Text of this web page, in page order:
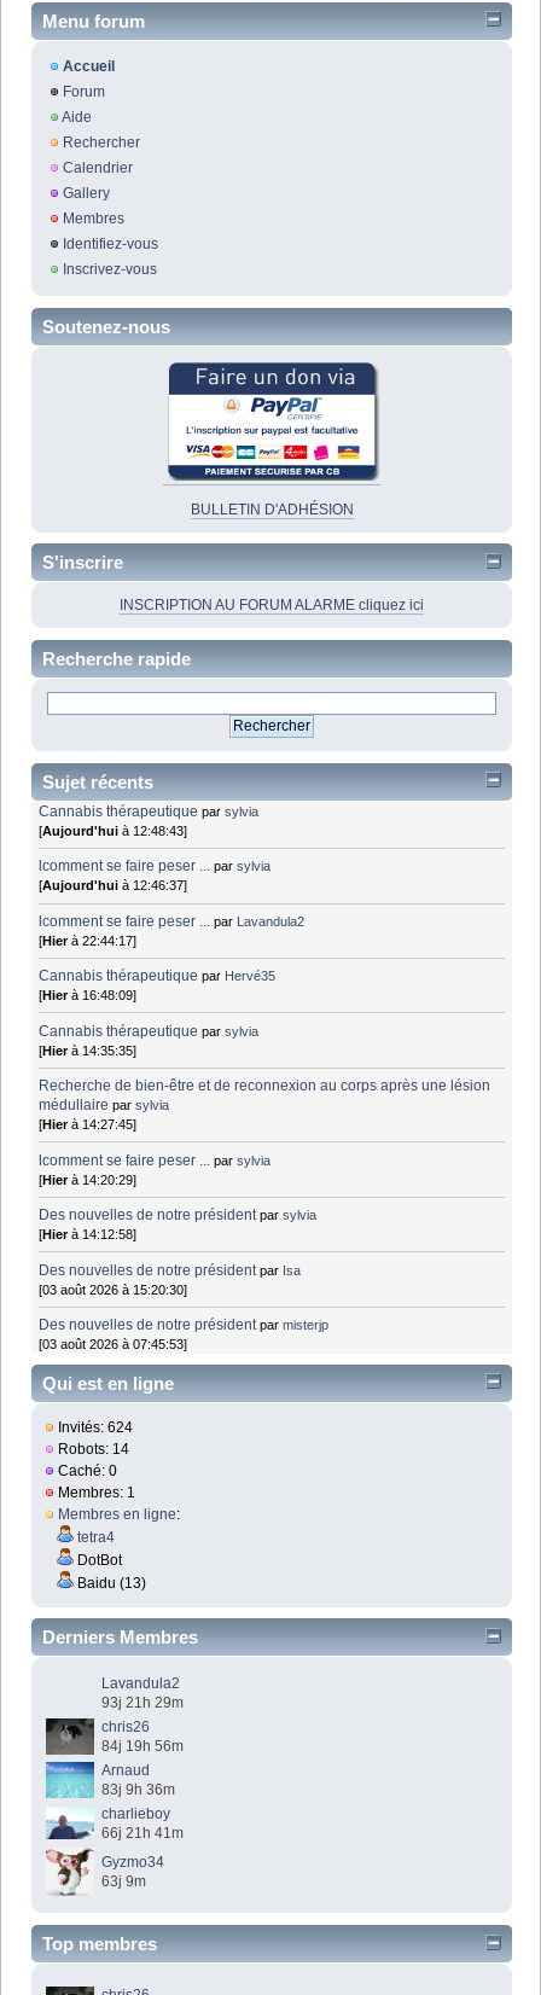
Menu forum
Accueil
Forum
Aide
Rechercher
Calendrier
Gallery
Membres
Identifiez-vous
Inscrivez-vous
Soutenez-nous
BULLETIN D'ADHÉSION
S'inscrire
INSCRIPTION AU FORUM ALARME cliquez ici
Recherche rapide
Sujet récents
Cannabis thérapeutique parsylvia
[Aujourd'hui à 12:48:43]
lcomment se faire peser ... parsylvia
[Aujourd'hui à 12:46:37]
lcomment se faire peser ... par Lavandula2
[Hierà 22:44:17]
Cannabis thérapeutique par Hervé35
[Hierà 16:48:09]
Cannabis thérapeutique parsylvia
[Hierà 14:35:35]
Recherche de bien-être et de reconnexion au corps après une lésion
médullaire parsylvia
[Hierà 14:27:45]
lcomment se faire peser ... parsylvia
[Hierà 14:20:29]
Des nouvelles de notre président parsylvia
[Hierà 14:12:58]
Des nouvelles de notre président par Isa
[03 août 2026 à 15:20:30]
Des nouvelles de notre président parmisterjp
[03 août 2026 à 07:45:53]
Qui est en ligne
Invités: 624
Robots: 14
Caché: 0
Membres: 1
Membres en ligne:
tetra4
DotBot
Baidu (13)
Derniers Membres
Lavandula2
93j 21h 29m
chris26
84j 19h 56m
Arnaud
83j 9h 36m
charlieboy
66j 21h 41m
Gyzmo34
63j 9m
Top membres